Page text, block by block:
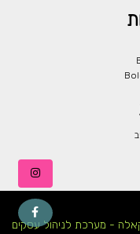
- מערכת לניהול עסקים